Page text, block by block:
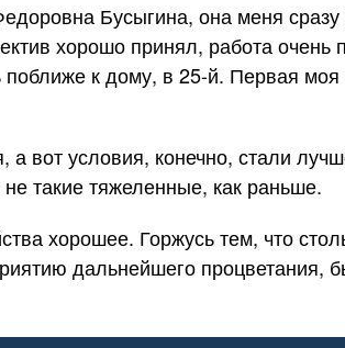
Бусыгина, она меня
хорошо принял, работа очень
к дому, в 25-й. Первая
а вот условия, конечно, стали
такие тяжеленные, как раньше.
хорошее. Горжусь тем, что
дальнейшего процветания,